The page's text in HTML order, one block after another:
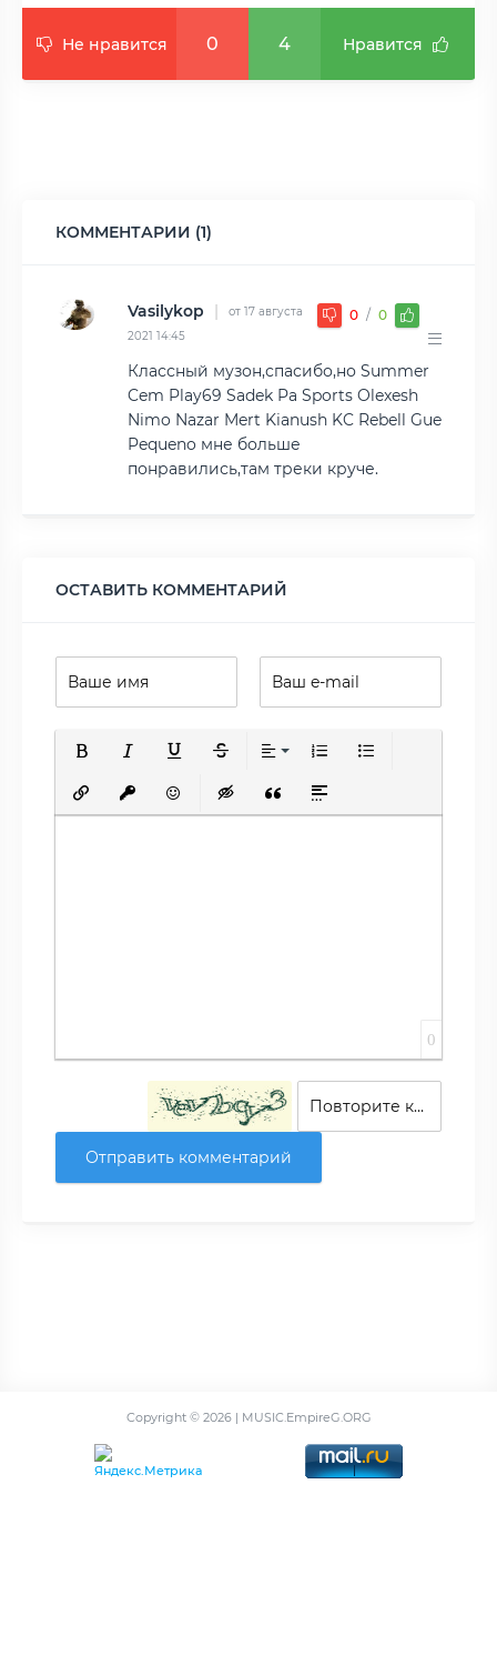
Не нравится 0 4 Нравится
КОММЕНТАРИИ (1)
Vasilykop |
от 17 августа
2021 14:45
0 / 0
Классный музон,спасибо,но Summer
Cem Play69 Sadek Pa Sports Olexesh
Nimo Nazar Mert Kianush KC Rebell Gue
Pequeno мне больше
понравились,там треки круче.
ОСТАВИТЬ КОММЕНТАРИЙ
Подчеркнутый
Зачеркнутый
Вставить ссылку
Вставить защищенную ссылку
Вставить смайлик
Вставка скрытого текста
Вставка цитаты
Вставка спойлера
0
Отправить комментарий
Copyright © 2026 | MUSIC.EmpireG.ORG